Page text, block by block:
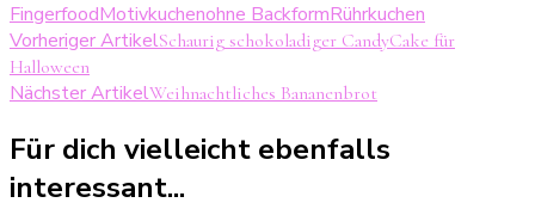
FingerfoodMotivkuchenohne BackformRührkuchen
Beitragsnavigation
Vorheriger ArtikelSchaurig schokoladiger CandyCake für
Halloween
Nächster ArtikelWeihnachtliches Bananenbrot
Für dich vielleicht ebenfalls
interessant...